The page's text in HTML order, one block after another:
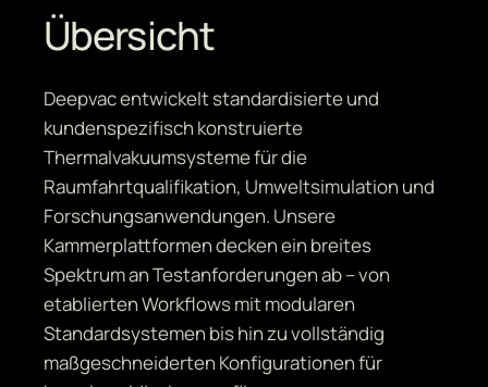
Übersicht
Deepvac entwickelt standardisierte und
kundenspezifisch konstruierte
Thermalvakuumsysteme für die
Raumfahrtqualifikation, Umweltsimulation und
Forschungsanwendungen. Unsere
Kammerplattformen decken ein breites
Spektrum an Testanforderungen ab – von
etablierten Workflows mit modularen
Standardsystemen bis hin zu vollständig
maßgeschneiderten Konfigurationen für